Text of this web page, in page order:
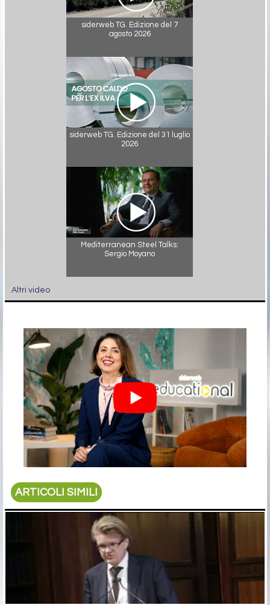
siderweb TG. Edizione del 7
agosto 2026
siderweb TG. Edizione del 31 luglio
2026
Mediterranean Steel Talks:
Sergio Moyano
Altri video
ARTICOLI SIMILI